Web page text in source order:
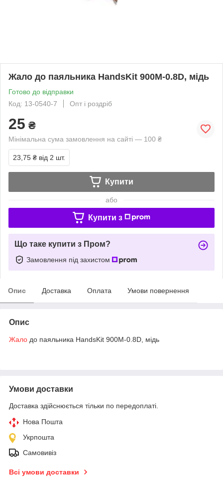
Жало до паяльника HandsKit 900M-0.8D, мідь
Готово до відправки
Код: 13-0540-7
Опт і роздріб
25 ₴
Мінімальна сума замовлення на сайті — 100 ₴
23,75 ₴ від 2 шт.
Купити
або
Купити з
Що таке купити з Пром?
Замовлення під захистом
Опис Доставка Оплата Умови повернення
Опис
Жало до паяльника HandsKit 900M-0.8D, мідь
Умови доставки
Доставка здійснюється тільки по передоплаті.
Нова Пошта
Укрпошта
Самовивіз
Всі умови доставки